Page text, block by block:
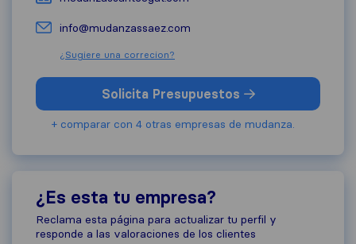
info@mudanzassaez.com
¿Sugiere una correcion?
Solicita Presupuestos
+ comparar con 4 otras empresas de mudanza.
¿Es esta tu empresa?
Reclama esta página para actualizar tu perfil y
responde a las valoraciones de los clientes